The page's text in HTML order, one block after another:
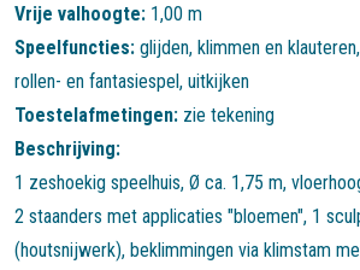
Vrije valhoogte: 1,00 m
Speelfuncties: glijden, klimmen en klauteren,
rollen- en fantasiespel, uitkijken
Toestelafmetingen: zie tekening
Beschrijving:
1 zeshoekig speelhuis, Ø ca. 1,75 m,
2 staanders met applicaties "bloemen", 1
(houtsnijwerk), beklimmingen via klimstam